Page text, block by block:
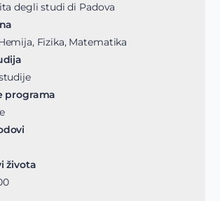
degli studi di Padova
Fizika, Matematika
programa
života